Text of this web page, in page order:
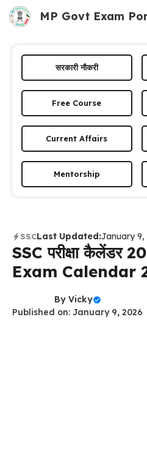
Skip
MP Govt Exam
सरकारी नौकरी
Free Course
Current Affairs
Mentorship
SSCLast Updated:January 9,
SSC परीक्षा कैलेंडर
Exam Calendar
By Vicky
Published on: January 9, 2026